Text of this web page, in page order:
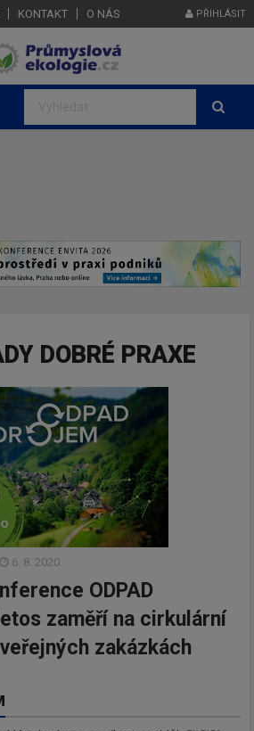
KONTAKT O NÁS PŘIHLÁSIT
DOBRÉ PRAXE
6. 8. 2020
ODPAD
zaměří na cirkulární
zakázkách